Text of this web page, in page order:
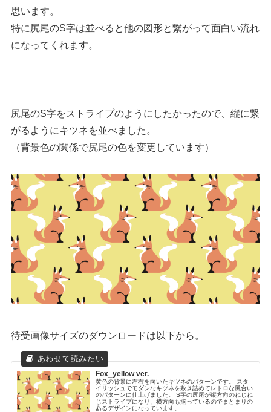
思います。
特に尻尾のS字は並べると他の図形と繋がって面白い流れ
になってくれます。
尻尾のS字をストライプのようにしたかったので、縦に繋
がるようにキツネを並べました。
（背景色の関係で尻尾の色を変更しています）
待受画像サイズのダウンロードは以下から。
Fox_yellow ver.
黄色の背景に左右を向いたキツネのパターンです。 スタ
イリッシュでモダンなキツネを敷き詰めてレトロな風合い
のパターンに仕上げました。 S字の尻尾が縦方向のねじね
じストライプになり、横方向も揃っているのでまとまりの
あるデザインになっています。